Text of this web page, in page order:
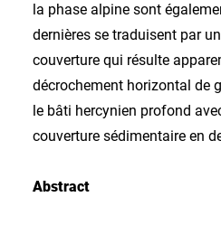
la phase alpine sont
dernières se traduisent par
couverture qui résulte
décrochement horizontal de
le bâti hercynien profond
couverture sédimentaire en
Abstract